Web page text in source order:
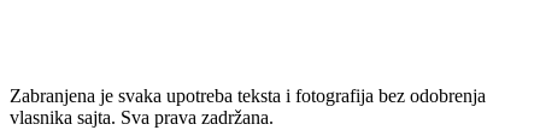
Zabranjena je svaka upotreba teksta i fotografija bez odobrenja
vlasnika sajta. Sva prava zadržana.